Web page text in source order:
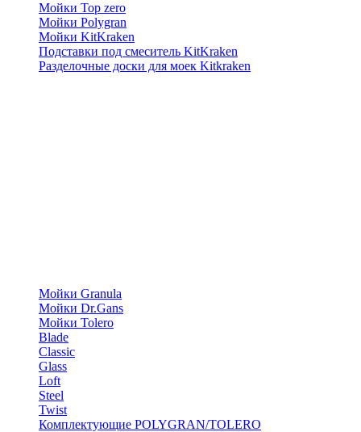
Мойки Top zero
Мойки Polygran
Мойки KitKraken
Подставки под смеситель KitKraken
Разделочные доски для моек Kitkraken
Мойки Granula
Мойки Dr.Gans
Мойки Tolero
Blade
Classic
Glass
Loft
Steel
Twist
Комплектующие POLYGRAN/TOLERO